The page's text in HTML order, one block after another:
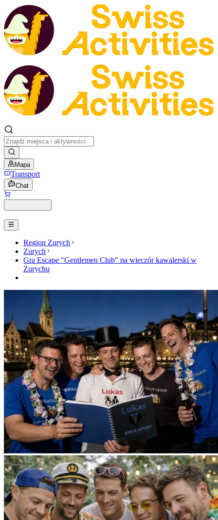
Mapa
Transport
Chat
Region Zurych
Zurych
Gra Escape "Gentlemen Club" na wieczór kawalerski w
Zurychu